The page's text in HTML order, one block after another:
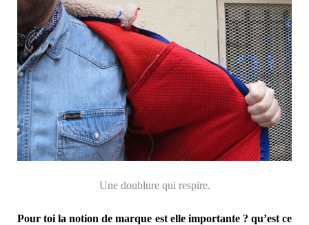
Une doublure qui respire.
Pour toi la notion de marque est elle importante ? qu’est ce